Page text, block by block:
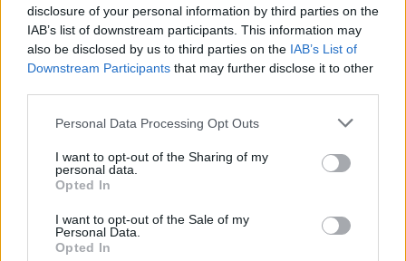
disclosure of your personal information by third parties on the
IAB’s list of downstream participants. This information may
also be disclosed by us to third parties on the IAB’s List of
Downstream Participants that may further disclose it to other
Personal Data Processing Opt Outs
I want to opt-out of the Sharing of my
personal data.
Opted In
I want to opt-out of the Sale of my
Personal Data.
Opted In
Mikor pihenhettek még 2026-ban? Itt van az összes
hosszú hétvége és tanítási szünet
Még három hosszabb pihenő vár rátok idén: mutatjuk a dátumokat.
Campus life
Kovács Dóri
Lannert Judit: Rugalmasabb napkezdés, hosszabb
szünetek és több mozgás jöhet az alsó tagozatokban
szeptembertől